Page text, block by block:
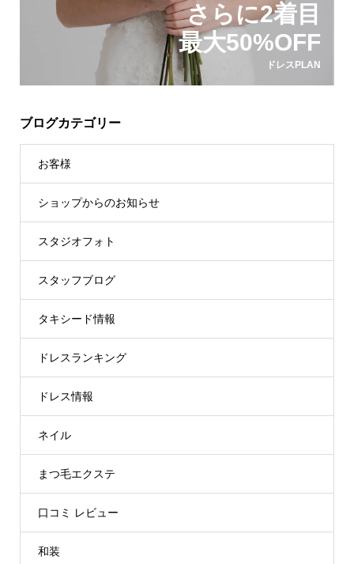
さらに2着目
最大50%OFF
ドレスPLAN
ブログカテゴリー
お客様
ショップからのお知らせ
スタジオフォト
スタッフブログ
タキシード情報
ドレスランキング
ドレス情報
ネイル
まつ毛エクステ
口コミ レビュー
和装